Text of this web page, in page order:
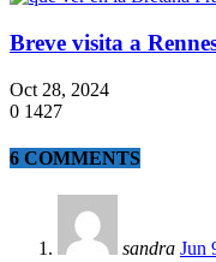
Breve visita a
Oct 28, 2024
0 1427
6 COMMENTS
sandra Jun